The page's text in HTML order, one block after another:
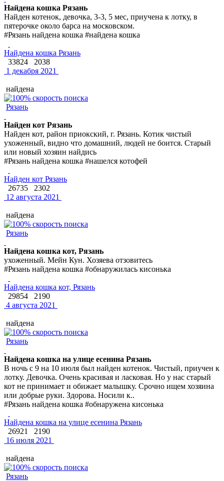
Найдена кошка Рязань
Найден котенок, девочка, 3-3, 5 мес, приучена к лотку, в
пятерочке около барса на московском.
#Рязань найдена кошка #найдена кошка
Найдена кошка Рязань
33824
2038
1 декабря 2021
найдена
Рязань
Найден кот Рязань
Найден кот, район приокский, г. Рязань. Котик чистый
ухоженный, видно что домашний, людей не боится. Старый
или новый хозяин найдись
#Рязань найдена кошка #нашелся котофей
Найден кот Рязань
26735
2302
12 августа 2021
найдена
Рязань
Найдена кошка кот, Рязань
ухоженный. Мейн Кун. Хозяева отзовитесь
#Рязань найдена кошка #обнаружилась кисонька
Найдена кошка кот, Рязань
29854
2190
4 августа 2021
найдена
Рязань
Найдена кошка на улице есенина Рязань
В ночь с 9 на 10 июля был найден котенок. Чистый, приучен к
лотку. Девочка. Очень красивая и ласковая. Но у нас старый
кот не принимает и обижает малышку. Срочно ищем хозяина
или добрые руки. Здорова. Носили к..
#Рязань найдена кошка #обнаружена кисонька
Найдена кошка на улице есенина Рязань
26921
2190
16 июля 2021
найдена
Рязань